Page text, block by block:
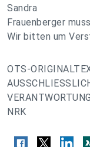
Sandra
Frauenberger
Wir bitten um
OTS-
NRK